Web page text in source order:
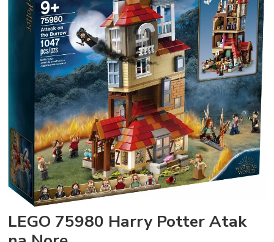
LEGO 75980 Harry Potter Atak